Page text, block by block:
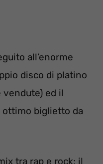
all’enorme
disco di platino
vendute) ed il
biglietto da
tra rap e rock; il